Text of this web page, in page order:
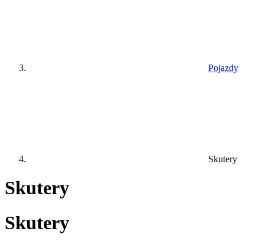
Pojazdy
Skutery
Skutery
Skutery